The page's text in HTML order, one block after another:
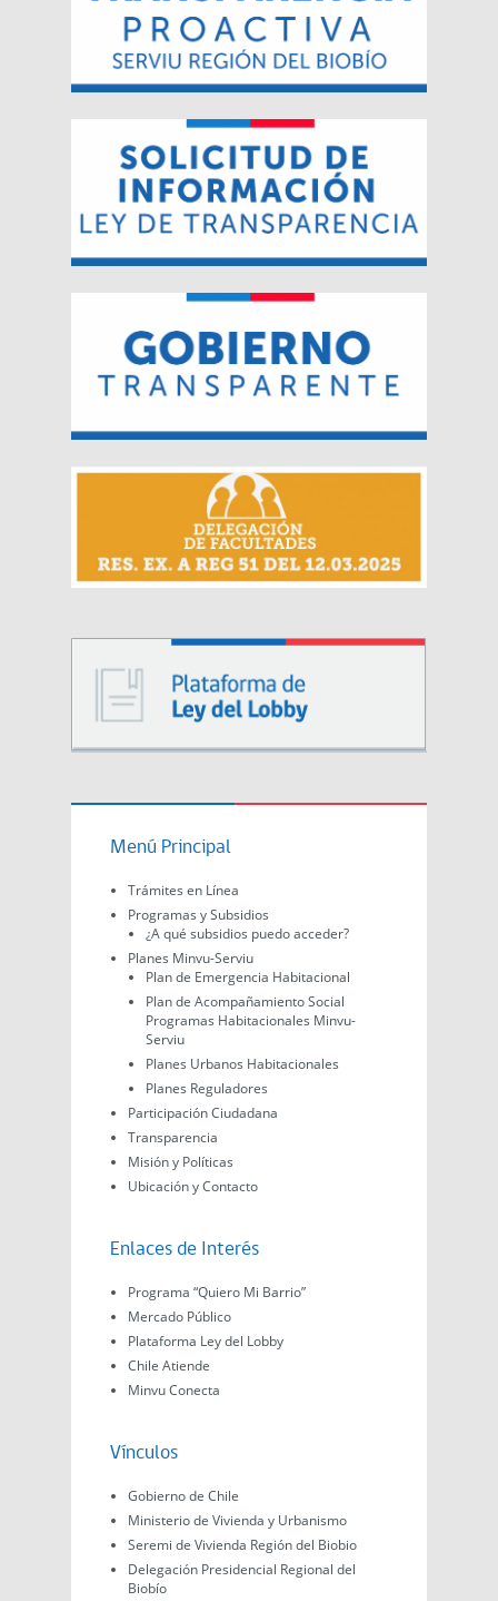
Menú Principal
Trámites en Línea
Programas y Subsidios
¿A qué subsidios puedo acceder?
Planes Minvu-Serviu
Plan de Emergencia Habitacional
Plan de Acompañamiento Social
Programas Habitacionales Minvu-
Serviu
Planes Urbanos Habitacionales
Planes Reguladores
Participación Ciudadana
Transparencia
Misión y Políticas
Ubicación y Contacto
Enlaces de Interés
Programa “Quiero Mi Barrio”
Mercado Público
Plataforma Ley del Lobby
Chile Atiende
Minvu Conecta
Vínculos
Gobierno de Chile
Ministerio de Vivienda y Urbanismo
Seremi de Vivienda Región del Biobio
Delegación Presidencial Regional del
Biobío